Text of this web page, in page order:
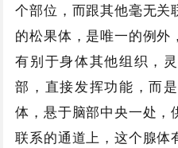
个部位，而跟其他毫无关
的松果体，是唯一的例外
有别于身体其他组织，
部，直接发挥功能，而
体，悬于脑部中央一处，
联系的通道上，这个腺体